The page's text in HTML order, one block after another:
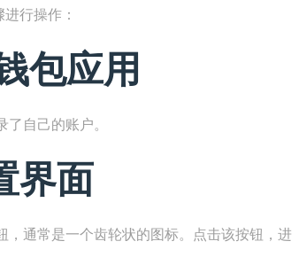
行操作：
包应用
自己的账户。
界面
通常是一个齿轮状的图标。点击该按钮，进